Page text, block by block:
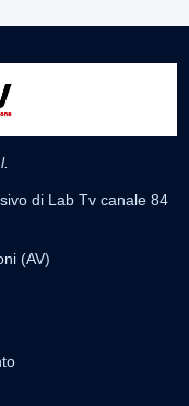
di Lab Tv canale 84
(AV)